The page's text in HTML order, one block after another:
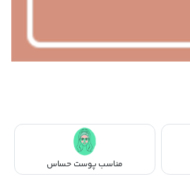
مناسب پوست حساس